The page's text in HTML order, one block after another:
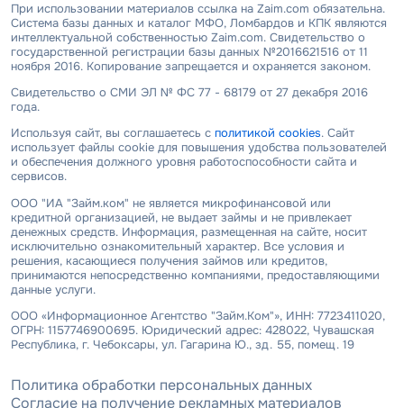
При использовании материалов ссылка на Zaim.com обязательна.
Система базы данных и каталог МФО, Ломбардов и КПК являются
интеллектуальной собственностью Zaim.com. Свидетельство о
государственной регистрации базы данных №2016621516 от 11
ноября 2016. Копирование запрещается и охраняется законом.
Свидетельство о СМИ ЭЛ № ФС 77 - 68179 от 27 декабря 2016
года.
Используя сайт, вы соглашаетесь с политикой cookies. Сайт
использует файлы cookie для повышения удобства пользователей
и обеспечения должного уровня работоспособности сайта и
сервисов.
ООО "ИА "Займ.ком" не является микрофинансовой или
кредитной организацией, не выдает займы и не привлекает
денежных средств. Информация, размещенная на сайте, носит
исключительно ознакомительный характер. Все условия и
решения, касающиеся получения займов или кредитов,
принимаются непосредственно компаниями, предоставляющими
данные услуги.
ООО «Информационное Агентство "Займ.Ком"», ИНН: 7723411020,
ОГРН: 1157746900695. Юридический адрес: 428022, Чувашская
Республика, г. Чебоксары, ул. Гагарина Ю., зд. 55, помещ. 19
Политика обработки персональных данных
Согласие на получение рекламных материалов